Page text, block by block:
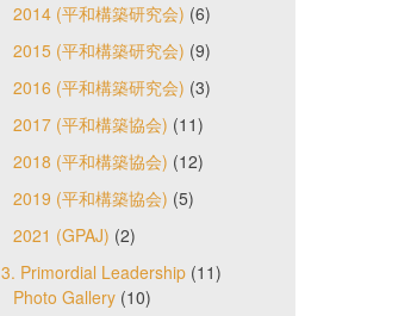
2014 (平和構築研究会) (6)
2015 (平和構築研究会) (9)
2016 (平和構築研究会) (3)
2017 (平和構築協会) (11)
2018 (平和構築協会) (12)
2019 (平和構築協会) (5)
2021 (GPAJ) (2)
3. Primordial Leadership(11)
Photo Gallery(10)